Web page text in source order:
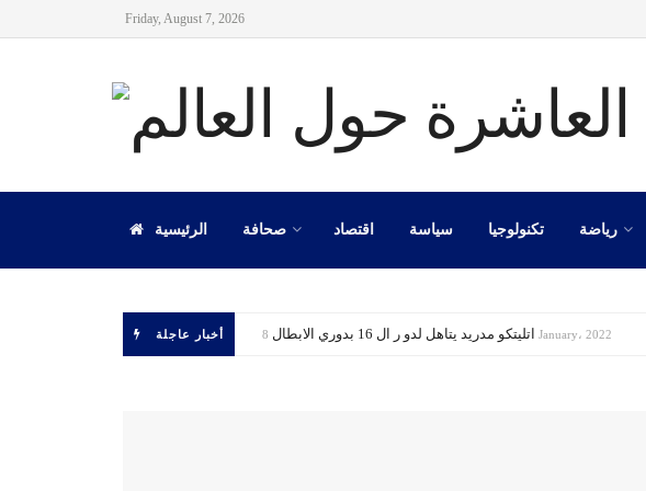
Friday, August 7, 2026
الرئيسية صحافة اقتصاد سياسة تكنولوجيا رياضة
أخبار عاجلة اتليتكو مدريد يتاهل لدو ر ال 16 بدوري الابطال 8 January، 2022